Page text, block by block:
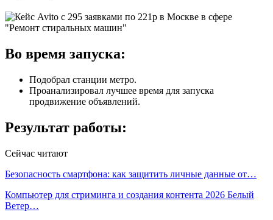
Во время запуска:
Подобрал станции метро.
Проанализировал лучшее время для запуска
продвижение объявлений.
Результат работы:
Сейчас читают
Безопасность смартфона: как защитить личные данные от…
Компьютер для стриминга и создания контента 2026 Белый
Ветер…